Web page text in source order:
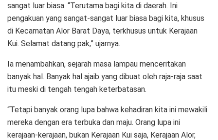
sangat luar biasa. “Terutama bagi kita di daerah. Ini
pengakuan yang sangat-sangat luar biasa bagi kita, khusus
di Kecamatan Alor Barat Daya, terkhusus untuk Kerajaan
Kui. Selamat datang pak,” ujarnya.
Ia menambahkan, sejarah masa lampau menceritakan
banyak hal. Banyak hal ajaib yang dibuat oleh raja-raja saat
itu meski di tengah tengah keterbatasan.
“Tetapi banyak orang lupa bahwa kehadiran kita ini mewakili
mereka dengan era terbuka dan maju. Orang lupa ini
kerajaan-kerajaan, bukan Kerajaan Kui saja, Kerajaan Alor,